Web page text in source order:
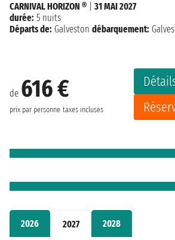
2026 2027 2028
de 616 €
prix par personne taxes incluses
CARNIVAL HORIZON ®
31 MAI 2027
durée: 5 nuits
Départs de: Galveston débarquement: